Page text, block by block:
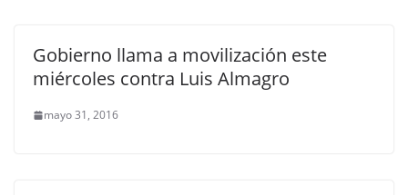
Gobierno llama a movilización este
miércoles contra Luis Almagro
mayo 31, 2016